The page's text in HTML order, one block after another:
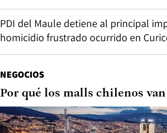
PDI del Maule detiene al principal
homicidio frustrado ocurrido en
NEGOCIOS
Por qué los malls chilenos